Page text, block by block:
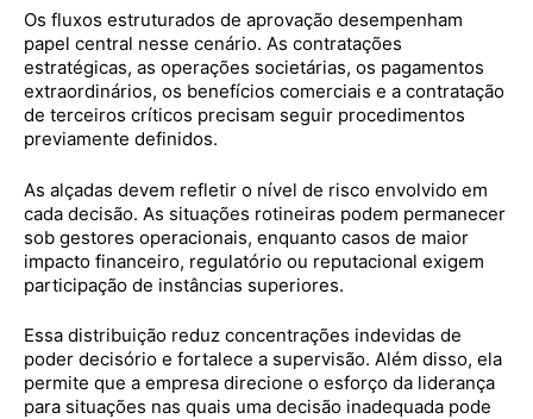
Os fluxos estruturados de aprovação desempenham
papel central nesse cenário. As contratações
estratégicas, as operações societárias, os pagamentos
extraordinários, os benefícios comerciais e a contratação
de terceiros críticos precisam seguir procedimentos
previamente definidos.
As alçadas devem refletir o nível de risco envolvido em
cada decisão. As situações rotineiras podem permanecer
sob gestores operacionais, enquanto casos de maior
impacto financeiro, regulatório ou reputacional exigem
participação de instâncias superiores.
Essa distribuição reduz concentrações indevidas de
poder decisório e fortalece a supervisão. Além disso, ela
permite que a empresa direcione o esforço da liderança
para situações nas quais uma decisão inadequada pode